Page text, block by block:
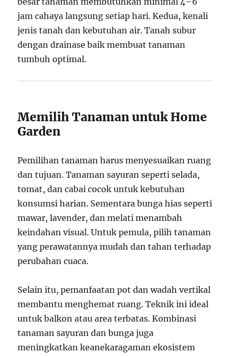
jam cahaya langsung setiap hari. Kedua, kenali
jenis tanah dan kebutuhan air. Tanah subur
dengan drainase baik membuat tanaman
tumbuh optimal.
Memilih Tanaman untuk Home
Garden
Pemilihan tanaman harus menyesuaikan ruang
dan tujuan. Tanaman sayuran seperti selada,
tomat, dan cabai cocok untuk kebutuhan
konsumsi harian. Sementara bunga hias seperti
mawar, lavender, dan melati menambah
keindahan visual. Untuk pemula, pilih tanaman
yang perawatannya mudah dan tahan terhadap
perubahan cuaca.
Selain itu, pemanfaatan pot dan wadah vertikal
membantu menghemat ruang. Teknik ini ideal
untuk balkon atau area terbatas. Kombinasi
tanaman sayuran dan bunga juga
meningkatkan keanekaragaman ekosistem